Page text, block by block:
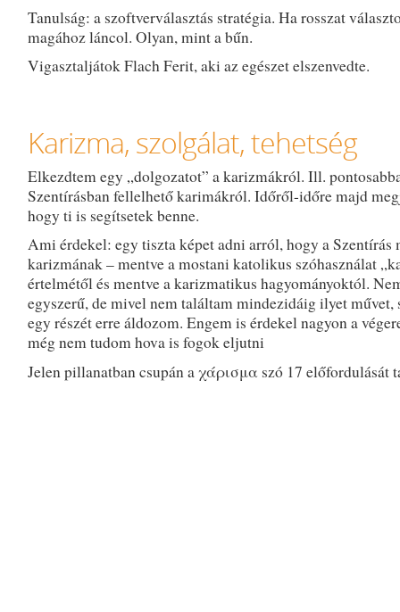
Tanulság: a szoftverválasztás stratégia. Ha rosszat
magához láncol. Olyan, mint a bűn.
Vigasztaljátok Flach Ferit, aki az egészet elszenvedte.
Karizma, szolgálat, tehetség
Elkezdtem egy „dolgozatot” a karizmákról. Ill.
Szentírásban fellelhető karimákról. Időről-időre majd
hogy ti is segítsetek benne.
Ami érdekel: egy tiszta képet adni arról, hogy a Szentírás
karizmának – mentve a mostani katolikus szóhasználat
értelmétől és mentve a karizmatikus hagyományoktól.
egyszerű, de mivel nem találtam mindezidáig ilyet művet,
egy részét erre áldozom. Engem is érdekel nagyon a
még nem tudom hova is fogok eljutni
Jelen pillanatban csupán a χάρισμα szó 17 előfordulását